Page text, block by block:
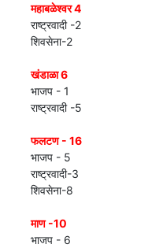
महाबळेश्वर 4
राष्ट्रवादी -2
शिवसेना-2
खंडाळा 6
भाजप - 1
राष्ट्रवादी -5
फलटण - 16
भाजप - 5
राष्ट्रवादी-3
शिवसेना-8
माण -10
भाजप - 6